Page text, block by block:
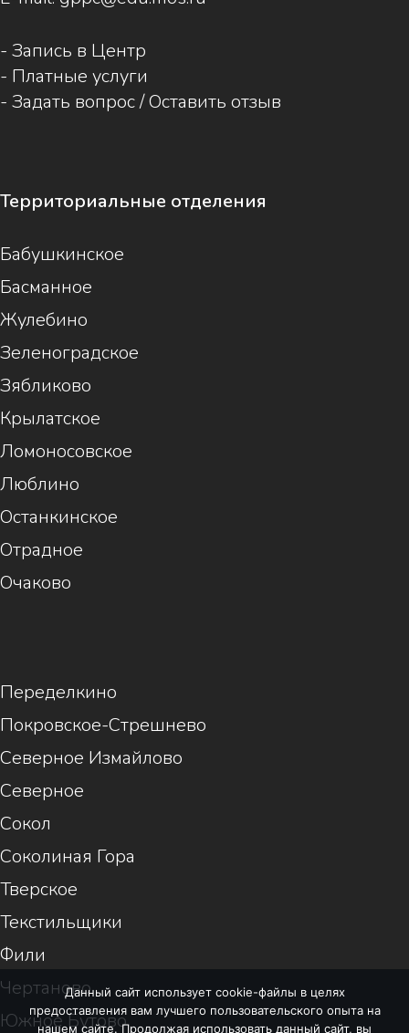
- Запись в Центр
- Платные услуги
- Задать вопрос / Оставить отзыв
Территориальные отделения
Бабушкинское
Басманное
Жулебино
Зеленоградское
Зябликово
Крылатское
Ломоносовское
Люблино
Останкинское
Отрадное
Очаково
Переделкино
Покровское-Стрешнево
Северное Измайлово
Северное
Сокол
Соколиная Гора
Тверское
Текстильщики
Фили
Чертаново
Южное Бутово
Данный сайт использует cookie-файлы в целях
предоставления вам лучшего пользовательского опыта на
нашем сайте. Продолжая использовать данный сайт, вы